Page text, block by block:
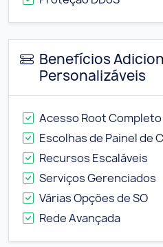
Benefícios
Personalizáveis
Acesso Root Completo
Escolhas de Painel de
Recursos Escaláveis
Serviços Gerenciados
Várias Opções de SO
Rede Avançada